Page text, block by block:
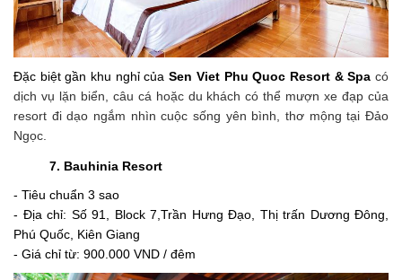
Đặc biệt gần khu nghỉ củaSen Viet Phu Quoc Resort& Spa có
dịch vụ lặn biển, câu cá hoặc du khách có thể mượn xe đạp của
resort đi dạo ngắm nhìn cuộc sống yên bình, thơ mộng tại Đảo
Ngọc.
7. Bauhinia Resort
- Tiêu chuẩn 3 sao
- Địa chỉ: Số 91, Block 7,Trần Hưng Đạo, Thị trấn Dương Đông,
Phú Quốc, Kiên Giang
- Giá chỉ từ: 900.000 VND / đêm